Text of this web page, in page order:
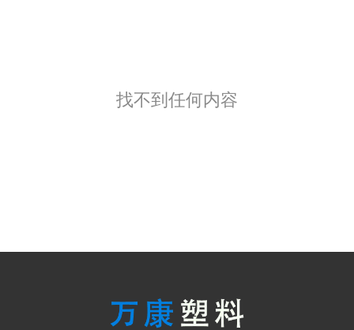
找不到任何内容